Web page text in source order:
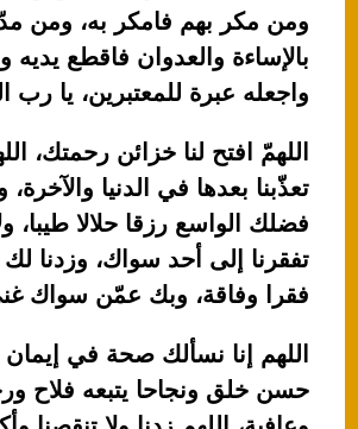
ومن مكر بهم فامكر به، ومن مدّ
بالإساءة والعدوان فاقطع يديه
واجعله عبرة للمعتبرين، يا رب
اللهمّ افتح لنا خزائن رحمتك،
تعذّبنا بعدها في الدنيا والآخرة،
فضلك الواسع رزقا حلالا طيبا،
تفقرنا إلى أحد سواك، وزدنا
فقرا وفاقة، وبك عمّن سواك
اللهم إنا نسألك صحة في إيمان
حسن خلق ونجاحا يتبعه فلاح